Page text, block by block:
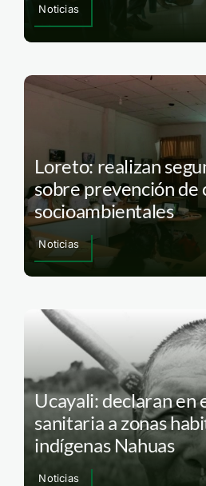
Noticias
Loreto: realizan
sobre prevención de
socioambientales
Noticias
Ucayali: declaran en
sanitaria a zonas
indígenas Nahuas
Noticias